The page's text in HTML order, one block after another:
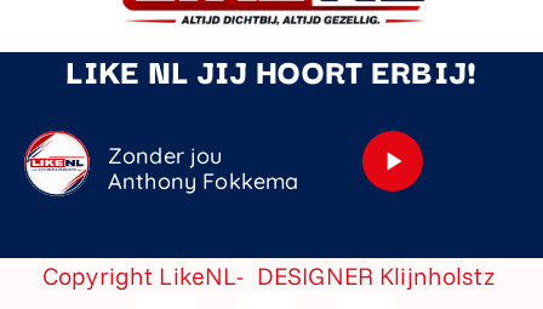
LIKE NL JIJ HOORT ERBIJ!
Zonder jou
Anthony Fokkema
play_arrow
Copyright LikeNL- DESIGNER Klijnholstz